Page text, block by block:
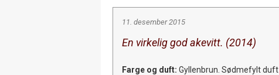
11. desember 2015
En virkelig god akevitt. (2014)
Farge og duft: Gyllenbrun. Sødmefylt duft